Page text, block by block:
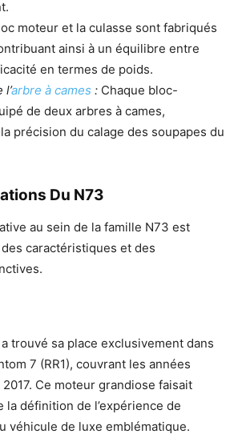
moteur et la culasse sont fabriqués
ainsi à un équilibre entre
en termes de poids.
arbre à cames : Chaque bloc-
de deux arbres à cames,
précision du calage des soupapes du
Du N73
au sein de la famille N73 est
caractéristiques et des
trouvé sa place exclusivement dans
7 (RR1), couvrant les années
Ce moteur grandiose faisait
définition de l’expérience de
véhicule de luxe emblématique.